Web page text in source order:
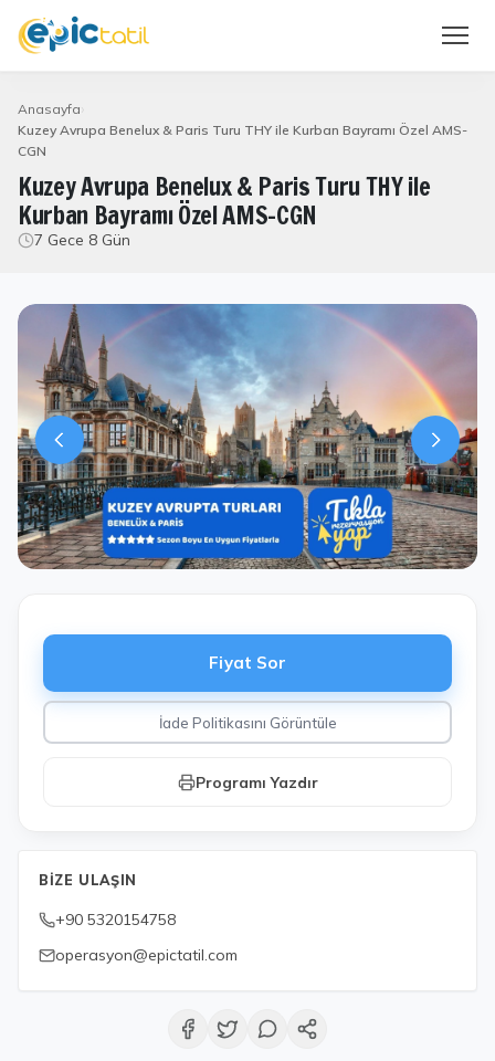
Anasayfa
Kuzey Avrupa Benelux & Paris Turu THY ile Kurban Bayramı Özel AMS-
CGN
Kuzey Avrupa Benelux & Paris Turu THY ile
Kurban Bayramı Özel AMS-CGN
7 Gece 8 Gün
Fiyat Sor
İade Politikasını Görüntüle
Programı Yazdır
BIZE ULAŞIN
+90 5320154758
operasyon@epictatil.com